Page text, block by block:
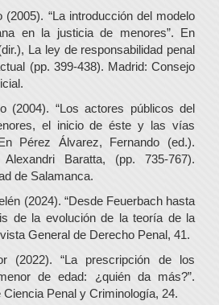
“La introducción del modelo
en la justicia de menores”. En
La ley de responsabilidad penal
(pp. 399-438). Madrid: Consejo
(2004). “Los actores públicos del
el inicio de éste y las vías
Pérez Álvarez, Fernando (ed.).
Baratta, (pp. 735-767).
de Salamanca.
(2024). “Desde Feuerbach hasta
de la evolución de la teoría de la
General de Derecho Penal, 41.
(2022). “La prescripción de los
de edad: ¿quién da más?”.
Penal y Criminología, 24.